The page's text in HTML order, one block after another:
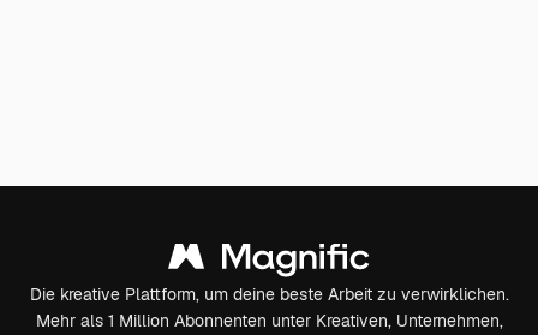
Die kreative Plattform, um deine beste Arbeit zu verwirklichen.
Mehr als 1 Million Abonnenten unter Kreativen, Unternehmen,